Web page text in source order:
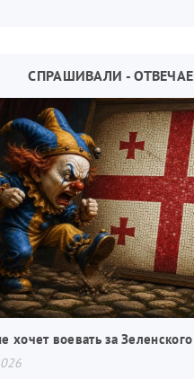
СПРАШИВАЛИ -
хочет воевать за Зеленского